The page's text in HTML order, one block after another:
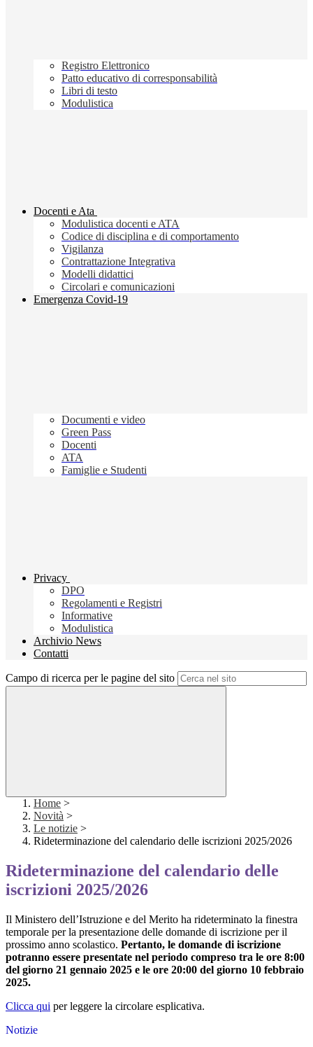
Registro Elettronico
Patto educativo di corresponsabilità
Libri di testo
Modulistica
Docenti e Ata
Modulistica docenti e ATA
Codice di disciplina e di comportamento
Vigilanza
Contrattazione Integrativa
Modelli didattici
Circolari e comunicazioni
Emergenza Covid-19
Documenti e video
Green Pass
Docenti
ATA
Famiglie e Studenti
Privacy
DPO
Regolamenti e Registri
Informative
Modulistica
Archivio News
Contatti
Campo di ricerca per le pagine del sito
Home >
Novità >
Le notizie >
Rideterminazione del calendario delle iscrizioni 2025/2026
Rideterminazione del calendario delle
iscrizioni 2025/2026
Il Ministero dell’Istruzione e del Merito ha rideterminato la finestra
temporale per la presentazione delle domande di iscrizione per il
prossimo anno scolastico. Pertanto, le domande di iscrizione
potranno essere presentate nel periodo compreso tra le ore 8:00
del giorno 21 gennaio 2025 e le ore 20:00 del giorno 10 febbraio
2025.
Clicca qui per leggere la circolare esplicativa.
Notizie